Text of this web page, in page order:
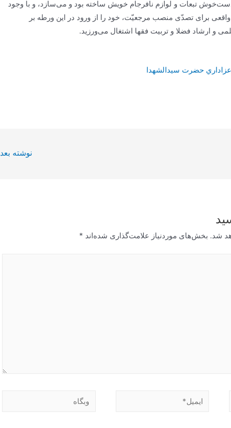
تبعات و لوازم نافرجام خویش ساخته بود و می‌سازد، و با وجود
برای تصدّی منصب مرجعیّت، خود را از ورود در این ورطه بر
و ارشاد فضلا و تربیت فقها اشتغال می‌ورزید.
حضرت سيدالشهدا
نوشته بعد
شد. بخش‌های موردنیاز علامت‌گذاری شده‌اند *
ایمیل* وبگاه